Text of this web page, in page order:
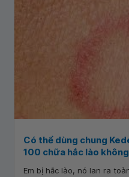
Có thể dùng chung
100 chữa hắc lào
Em bị hắc lào, nó lan ra